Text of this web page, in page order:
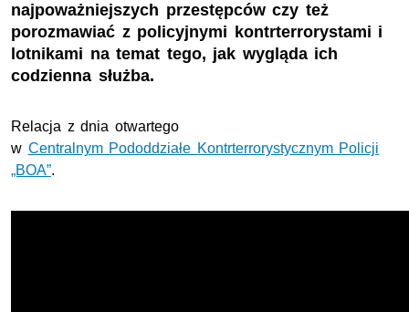
najpoważniejszych przestępców czy też
porozmawiać z policyjnymi kontrterrorystami i
lotnikami na temat tego, jak wygląda ich
codzienna służba.
Relacja z dnia otwartego
w Centralnym Pododdziałe Kontrterrorystycznym Policji
„BOA”.